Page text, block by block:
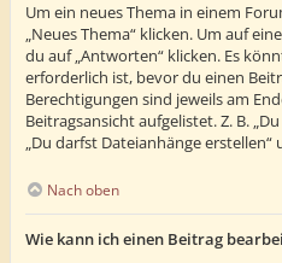
Um ein neues Thema in einem
„Neues Thema“ klicken. Um auf
du auf „Antworten“ klicken. Es
erforderlich ist, bevor du einen
Berechtigungen sind jeweils am
Beitragsansicht aufgelistet. Z. B.
„Du darfst Dateianhänge erstellen“
Nach oben
Wie kann ich einen Beitrag